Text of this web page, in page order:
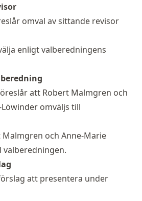
omval av sittande revisor
enligt valberedningens
att Robert Malmgren och
omväljs till
och Anne-Marie
valberedningen.
att presentera under